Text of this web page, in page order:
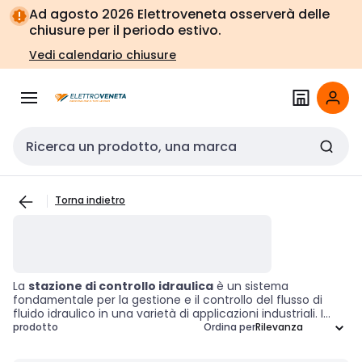
Vai alla
navigazione
Vai
alla
pagina
Ad agosto 2026 Elettroveneta osserverà delle
chiusure per il periodo estivo.
Vedi calendario chiusure
Cerca input
Torna indietro
La stazione di controllo idraulica è un sistema
fondamentale per la gestione e il controllo del flusso di
fluido idraulico in una varietà di applicazioni industriali. I
componenti di questa categoria sono progettati per
prodotto Ordina per